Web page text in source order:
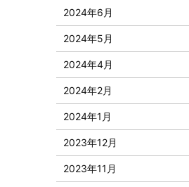
2024年6月
2024年5月
2024年4月
2024年2月
2024年1月
2023年12月
2023年11月